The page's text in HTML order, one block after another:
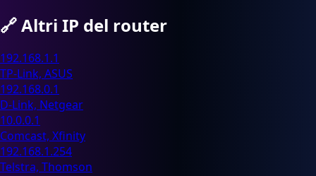
🔗Altri IP del router
192.168.1.1
TP-Link, ASUS
192.168.0.1
D-Link, Netgear
10.0.0.1
Comcast, Xfinity
192.168.1.254
Telstra, Thomson